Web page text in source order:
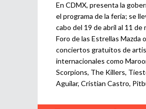
​En CDMX, presenta la
el programa de la feria; se
cabo del 19 de abril al 11 de
Foro de las Estrellas Mazda
conciertos gratuitos de
internacionales como
Scorpions, The Killers,
Aguilar, Cristian Castro,